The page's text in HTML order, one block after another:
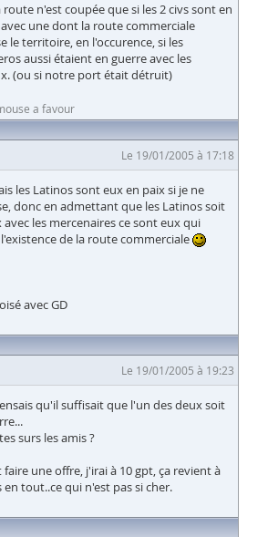
route n'est coupée que si les 2 civs sont en
une dont la route commerciale
le territoire, en l'occurence, si les
aussi étaient en guerre avec les
(ou si notre port était détruit)
a favour
Le 19/01/2005 à 17:18
les Latinos sont eux en paix si je ne
donc en admettant que les Latinos soit
avec les mercenaires ce sont eux qui
de la route commerciale
avec GD
Le 19/01/2005 à 19:23
qu'il suffisait que l'un des deux soit
surs les amis ?
faire une offre, j'irai à 10 gpt, ça revient à
en tout..ce qui n'est pas si cher.